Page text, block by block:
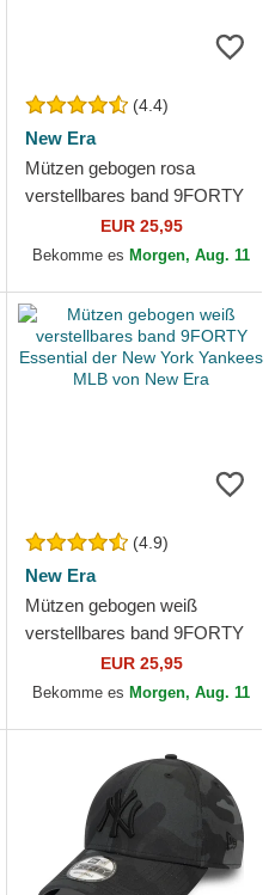
(4.4)
New Era
Mützen gebogen rosa
verstellbares band 9FORTY
League Essential der New
York Yankees MLB von New
EUR 25,95
Bekomme es Morgen, Aug. 11
(4.9)
New Era
Mützen gebogen weiß
verstellbares band 9FORTY
Essential der New York
Yankees MLB von New Era
EUR 25,95
Bekomme es Morgen, Aug. 11